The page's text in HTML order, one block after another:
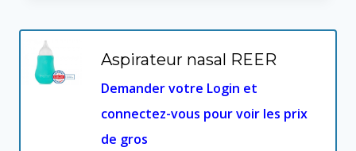
Aspirateur nasal REER
Demander votre Login et
connectez-vous pour voir les prix
de gros